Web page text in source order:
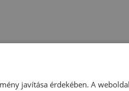
javítása érdekében. A